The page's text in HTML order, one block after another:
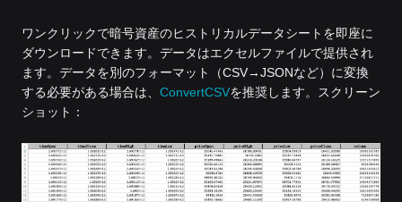
ワンクリックで暗号資産のヒストリカルデータシートを即座に
ダウンロードできます。データはエクセルファイルで提供され
ます。データを別のフォーマット（CSV→JSONなど）に変換
する必要がある場合は、 ConvertCSVを推奨します。スクリーン
ショット：